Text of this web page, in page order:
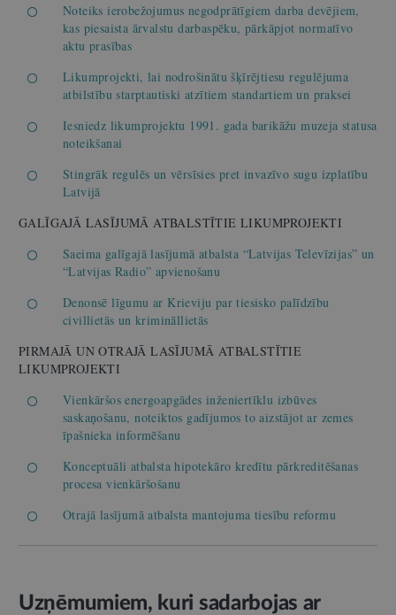
Noteiks ierobežojumus negodprātīgiem darba devējiem,
kas piesaista ārvalstu darbaspēku, pārkāpjot normatīvo
aktu prasības
Likumprojekti, lai nodrošinātu šķīrējtiesu regulējuma
atbilstību starptautiski atzītiem standartiem un praksei
Iesniedz likumprojektu 1991. gada barikāžu muzeja statusa
noteikšanai
Stingrāk regulēs un vērsīsies pret invazīvo sugu izplatību
Latvijā
GALĪGAJĀ LASĪJUMĀ ATBALSTĪTIE LIKUMPROJEKTI
Saeima galīgajā lasījumā atbalsta “Latvijas Televīzijas” un
“Latvijas Radio” apvienošanu
Denonsē līgumu ar Krieviju par tiesisko palīdzību
civillietās un krimināllietās
PIRMAJĀ UN OTRAJĀ LASĪJUMĀ ATBALSTĪTIE
LIKUMPROJEKTI
Vienkāršos energoapgādes inženiertīklu izbūves
saskaņošanu, noteiktos gadījumos to aizstājot ar zemes
īpašnieka informēšanu
Konceptuāli atbalsta hipotekāro kredītu pārkreditēšanas
procesa vienkāršošanu
Otrajā lasījumā atbalsta mantojuma tiesību reformu
Uzņēmumiem, kuri sadarbojas ar